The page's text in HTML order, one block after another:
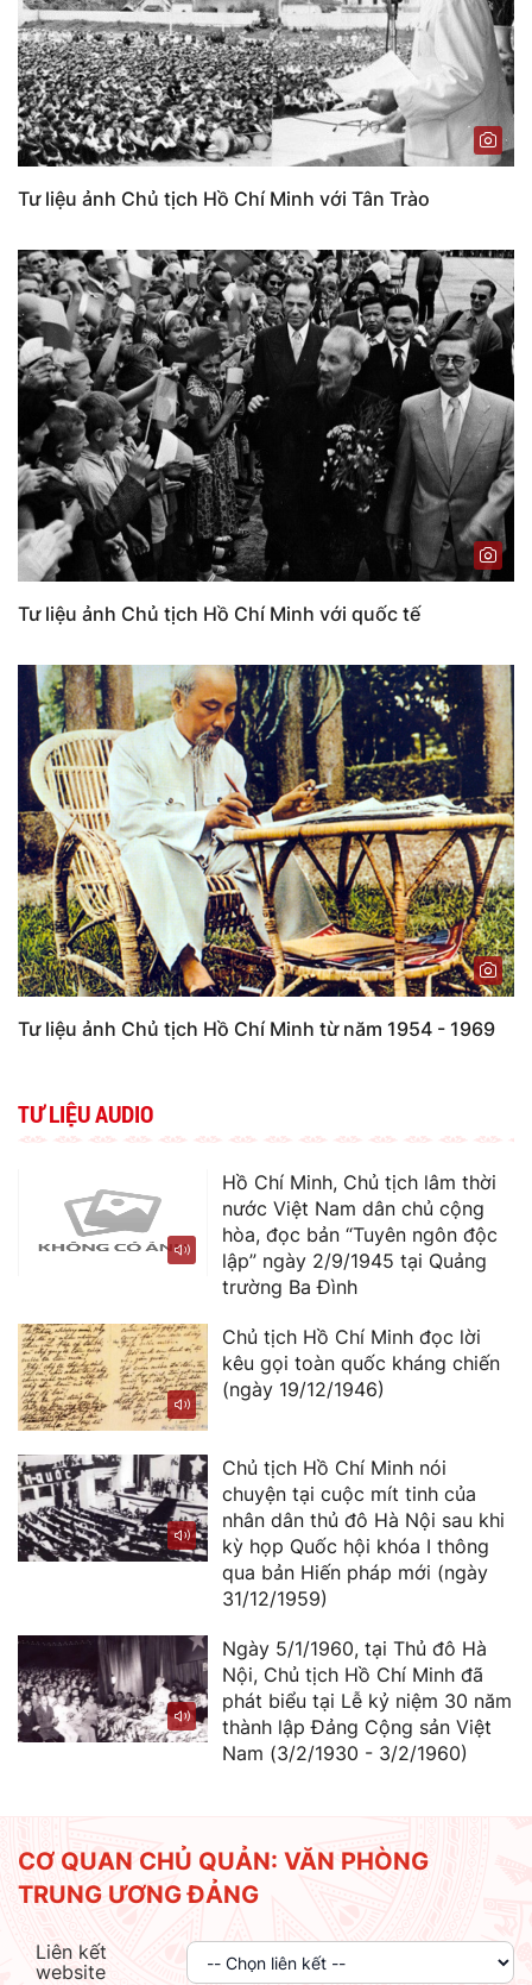
Tư liệu ảnh Chủ tịch Hồ Chí Minh với Tân Trào
Tư liệu ảnh Chủ tịch Hồ Chí Minh với quốc tế
Tư liệu ảnh Chủ tịch Hồ Chí Minh từ năm 1954 - 1969
TƯ LIỆU AUDIO
Hồ Chí Minh, Chủ tịch lâm thời
nước Việt Nam dân chủ cộng
hòa, đọc bản “Tuyên ngôn độc
lập” ngày 2/9/1945 tại Quảng
trường Ba Đình
Chủ tịch Hồ Chí Minh đọc lời
kêu gọi toàn quốc kháng chiến
(ngày 19/12/1946)
Chủ tịch Hồ Chí Minh nói
chuyện tại cuộc mít tinh của
nhân dân thủ đô Hà Nội sau khi
kỳ họp Quốc hội khóa I thông
qua bản Hiến pháp mới (ngày
31/12/1959)
Ngày 5/1/1960, tại Thủ đô Hà
Nội, Chủ tịch Hồ Chí Minh đã
phát biểu tại Lễ kỷ niệm 30 năm
thành lập Đảng Cộng sản Việt
Nam (3/2/1930 - 3/2/1960)
CƠ QUAN CHỦ QUẢN: VĂN PHÒNG
TRUNG ƯƠNG ĐẢNG
Liên kết
website